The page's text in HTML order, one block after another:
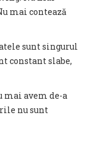
mai contează
sunt singurul
constant slabe,
mai avem de-a
nu sunt